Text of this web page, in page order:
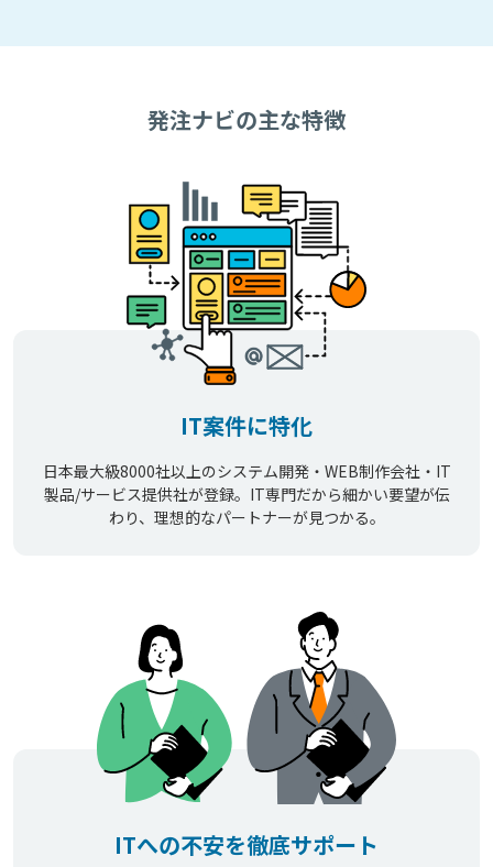
発注ナビの主な特徴
IT案件に特化
日本最大級8000社以上のシステム開発・WEB制作会社・IT
製品/サービス提供社が登録。IT専門だから細かい要望が伝
わり、理想的なパートナーが見つかる。
ITへの不安を徹底サポート